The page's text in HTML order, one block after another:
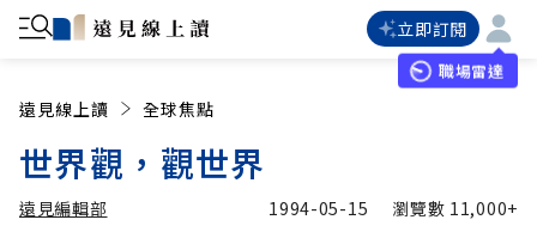
立即訂閱
職場雷達
遠見線上讀 全球焦點
世界觀，觀世界
遠見編輯部 1994-05-15 瀏覽數 11,000+